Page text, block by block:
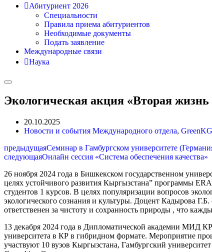
Абитуриент 2026
Специальности
Правила приема абитуриентов
Необходимые документы
Подать заявление
Международные связи
Наука
Экологическая акция «Вторая жизнь
20.10.2025
Новости и события Международного отдела,
предыдущаяСеминар в Гамбургском университете
следующаяОнлайн сессия «Система обеспечения качества»
26 ноября 2024 года в Бишкекском государственном
целях устойчивого развития Кыргызстана” программы
студентов 1 курсов. В целях популяризации вопросов
экологического сознания и культуры. Доцент Кадырова
ответственен за чистоту и сохранность природы , что
13 декабря 2024 года в Дипломатической академии МИД
университета в КР в гибридном формате. Мероприятие
участвуют 10 вузов Кыргызстана, Гамбургский